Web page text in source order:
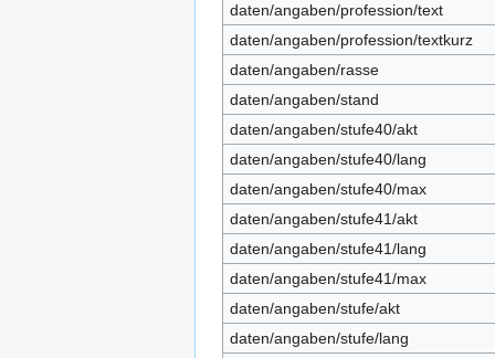
daten/angaben/profession/text
daten/angaben/profession/textkurz
daten/angaben/rasse
daten/angaben/stand
daten/angaben/stufe40/akt
daten/angaben/stufe40/lang
daten/angaben/stufe40/max
daten/angaben/stufe41/akt
daten/angaben/stufe41/lang
daten/angaben/stufe41/max
daten/angaben/stufe/akt
daten/angaben/stufe/lang